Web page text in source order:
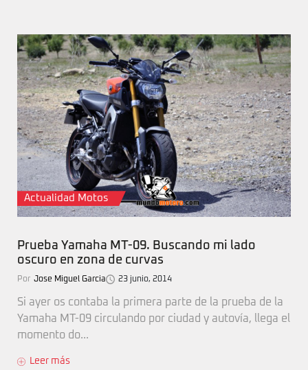
Actualidad Motos
Prueba Yamaha MT-09. Buscando mi lado
oscuro en zona de curvas
Por Jose Miguel Garcia 23 junio, 2014
Si ayer os contaba la primera parte de la prueba de la
Yamaha MT-09 circulando por ciudad y autovía, llega el
momento do...
Leer más